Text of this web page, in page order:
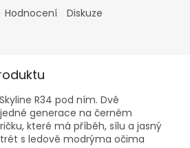
Hodnocení Diskuze
R34 pod ním. Dvě
generace na černém
které má příběh, sílu a jasný
s ledově modrýma očima